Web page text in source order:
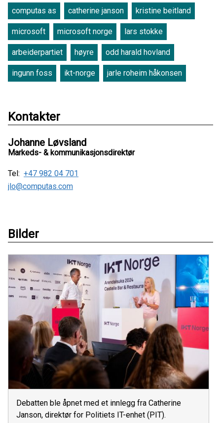
computas as catherine janson kristine beitland
microsoft microsoft norge lars stokke
arbeiderpartiet høyre odd harald hovland
ingunn foss ikt-norge jarle roheim håkonsen
Kontakter
Johanne Løvsland
Markeds- & kommunikasjonsdirektør
Tel: +47 982 04 701
jlo@computas.com
Bilder
Debatten ble åpnet med et innlegg fra Catherine
Janson, direktør for Politiets IT-enhet (PIT).